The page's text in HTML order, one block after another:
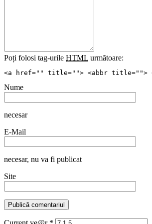
Poți folosi tag-urile HTML următoare:
<a href="" title=""> <abbr title="">
Nume
necesar
E-Mail
necesar, nu va fi publicat
Site